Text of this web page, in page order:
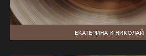
ЕКАТЕРИНА И НИКОЛАЙ